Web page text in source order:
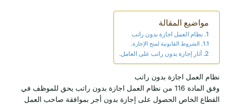
مواضيع المقالة
نظام العمل اجازة بدون راتب
الشروط القانونية لمنح الإجازة.
آثار إجازة بدون راتب على العامل.
نظام العمل اجازة بدون راتب
وفق المادة 116 من نظام العمل اجازة بدون راتب يحق للموظف في
القطاع الخاص الحصول على إجازة بدون أجر بموافقة صاحب العمل